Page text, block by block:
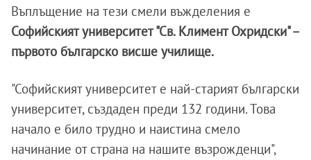
Въплъщение на тези смели въжделения е
Софийският университет "Св. Климент Охридски" –
първото българско висше училище.
"Софийският университет е най-старият български
университет, създаден преди 132 години. Това
начало е било трудно и наистина смело
начинание от страна на нашите възрожденци",